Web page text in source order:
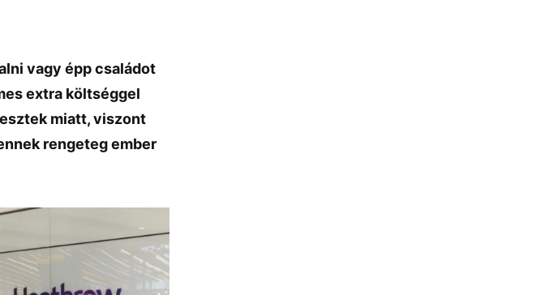
vagy épp családot
extra költséggel
miatt, viszont
rengeteg ember